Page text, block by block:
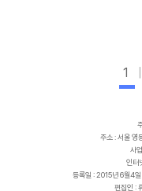
1
주소 : 서울 영
사
인터
등록일 : 2015년 6월4일
편집인 :